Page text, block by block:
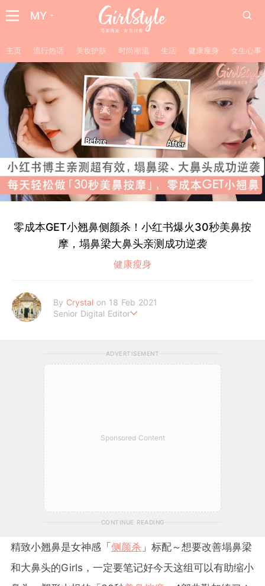
MY
主页 流行热话 美妆护肤 时尚潮流 生活 健康瘦身 女生心事
零成本GET小翘鼻侧颜杀！小红书爆火30秒美鼻按
摩，塌鼻梁大鼻头亲测成功逆袭
健康瘦身
By Crystal on 18 Feb 2021
Senior Digital Editor
ADVERTISEMENT
Sponsored Content
CONTINUE READING
精致小翘鼻是女神感「侧颜杀 」标配～想要改善塌鼻梁
和大鼻头的Girls，一定要笔记好今天这组可以有助缩小